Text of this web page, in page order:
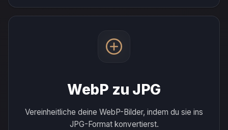
WebP zu JPG
Vereinheitliche deine WebP-Bilder, indem du sie ins
JPG-Format konvertierst.